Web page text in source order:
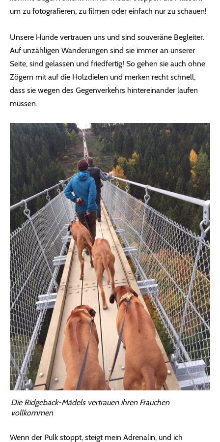
um zu fotografieren, zu filmen oder einfach nur zu schauen!
Unsere Hunde vertrauen uns und sind souveräne Begleiter.
Auf unzähligen Wanderungen sind sie immer an unserer
Seite, sind gelassen und friedfertig! So gehen sie auch ohne
Zögern mit auf die Holzdielen und merken recht schnell,
dass sie wegen des Gegenverkehrs hintereinander laufen
müssen.
Die Ridgeback-Mädels vertrauen ihren Frauchen
vollkommen
Wenn der Pulk stoppt, steigt mein Adrenalin, und ich